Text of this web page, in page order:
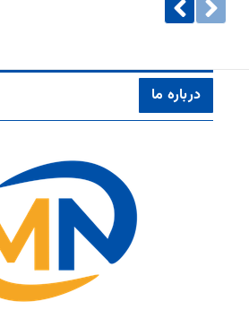
درباره ما